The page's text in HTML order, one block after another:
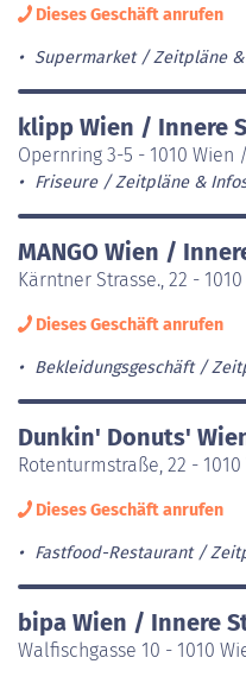
Dieses Geschäft anrufen
Supermarket Zeitpläne
klipp Wien / Innere
Opernring 3-5 - 1010
Friseure Zeitpläne &
MANGO Wien /
Kärntner Strasse., 22 -
Dieses Geschäft anrufen
Bekleidungsgeschäft
Dunkin' Donuts'
Rotenturmstraße, 22 -
Dieses Geschäft anrufen
Fastfood-Restaurant
bipa Wien / Innere
Walfischgasse 10 - 1010